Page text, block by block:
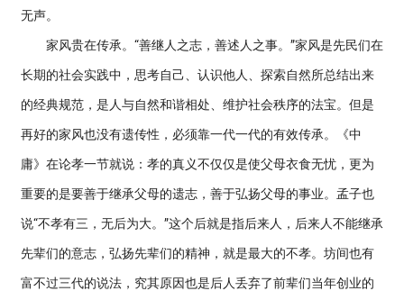
无声。
家风贵在传承。“善继人之志，善述人之事。”家风是先民们在
长期的社会实践中，思考自己、认识他人、探索自然所总结出来
的经典规范，是人与自然和谐相处、维护社会秩序的法宝。但是
再好的家风也没有遗传性，必须靠一代一代的有效传承。《中
庸》在论孝一节就说：孝的真义不仅仅是使父母衣食无忧，更为
重要的是要善于继承父母的遗志，善于弘扬父母的事业。孟子也
说“不孝有三，无后为大。”这个后就是指后来人，后来人不能继承
先辈们的意志，弘扬先辈们的精神，就是最大的不孝。坊间也有
富不过三代的说法，究其原因也是后人丢弃了前辈们当年创业的